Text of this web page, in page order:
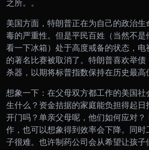
之所。。
美国方面，特朗普正在为自己的政治
毒的严重性。但是平民百姓（当然不是
看一下冰箱）处于高度戒备的状态，电
的著名比赛被取消了。特朗普喜欢举
杀器，以期将标普指数保持在历史最高
想象一下：在父母双方都工作的美国
生什么？资金拮据的家庭能负担得起
开门吗？单亲父母呢，他们如何应对？
作，也可以想象得到效率会下降。同
子很难。也许制药公司会从希望让孩子